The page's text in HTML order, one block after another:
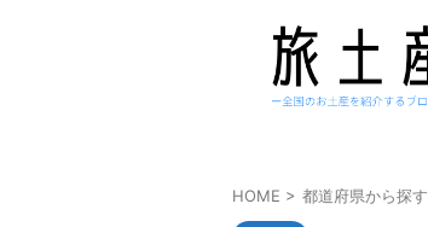
HOME > 都道府県から探す